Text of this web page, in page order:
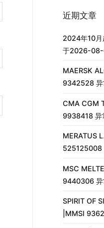
近期文章
2024年10月
于2026-08-
MAERSK
9342528 异
CMA CGM
9938418 异
MERATUS
525125008
MSC
9440306 异
SPIRIT OF
|MMSI